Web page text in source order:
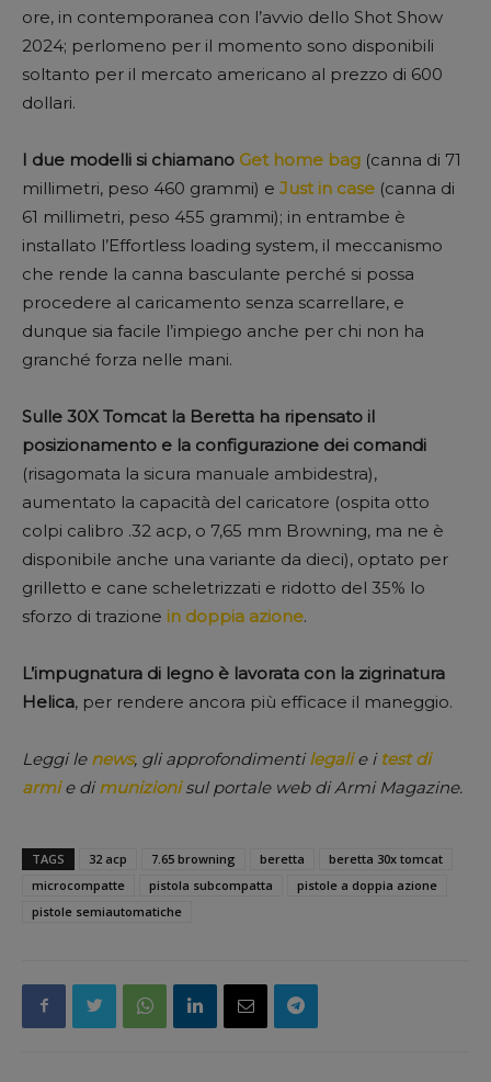
ore, in contemporanea con l’avvio dello Shot Show
2024; perlomeno per il momento sono disponibili
soltanto per il mercato americano al prezzo di 600
dollari.
I due modelli si chiamano Get home bag (canna di 71
millimetri, peso 460 grammi) e Just in case (canna di
61 millimetri, peso 455 grammi); in entrambe è
installato l’Effortless loading system, il meccanismo
che rende la canna basculante perché si possa
procedere al caricamento senza scarrellare, e
dunque sia facile l’impiego anche per chi non ha
granché forza nelle mani.
Sulle 30X Tomcat la Beretta ha ripensato il
posizionamento e la configurazione dei comandi
(risagomata la sicura manuale ambidestra),
aumentato la capacità del caricatore (ospita otto
colpi calibro .32 acp, o 7,65 mm Browning, ma ne è
disponibile anche una variante da dieci), optato per
grilletto e cane scheletrizzati e ridotto del 35% lo
sforzo di trazione in doppia azione.
L’impugnatura di legno è lavorata con la zigrinatura
Helica, per rendere ancora più efficace il maneggio.
Leggi le news, gli approfondimentilegali e i test di
armie dimunizioni sul portale web di Armi Magazine.
TAGS 32 acp 7.65 browning beretta
beretta 30x tomcat
microcompatte
pistola subcompatta
pistole a doppia azione
pistole semiautomatiche